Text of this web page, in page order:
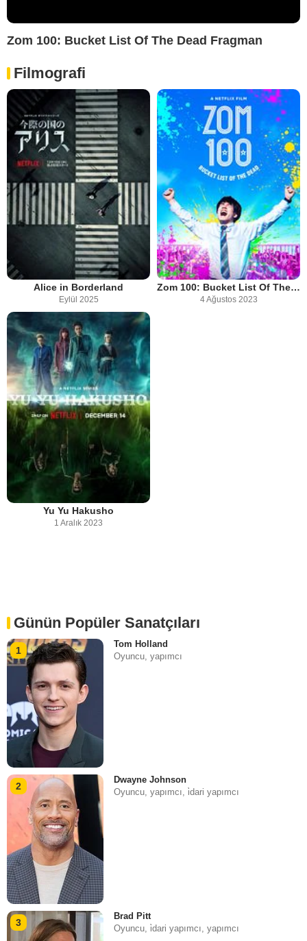
Zom 100: Bucket List Of The Dead Fragman
Filmografi
Alice in Borderland
Eylül 2025
Zom 100: Bucket List Of The Dead
4 Ağustos 2023
Yu Yu Hakusho
1 Aralık 2023
Günün Popüler Sanatçıları
1
Tom Holland
Oyuncu, yapımcı
2
Dwayne Johnson
Oyuncu, yapımcı, i̇dari yapımcı
3
Brad Pitt
Oyuncu, i̇dari yapımcı, yapımcı